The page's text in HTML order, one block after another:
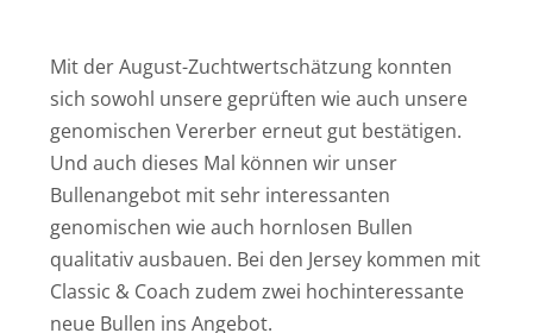
Mit der August-Zuchtwertschätzung konnten
sich sowohl unsere geprüften wie auch unsere
genomischen Vererber erneut gut bestätigen.
Und auch dieses Mal können wir unser
Bullenangebot mit sehr interessanten
genomischen wie auch hornlosen Bullen
qualitativ ausbauen. Bei den Jersey kommen mit
Classic & Coach zudem zwei hochinteressante
neue Bullen ins Angebot.